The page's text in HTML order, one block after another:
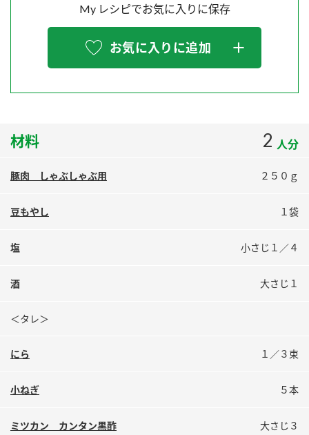
Fibee
スペシャルサイト
お酢を知ろう！
すしラボ
納豆の豆知識
ロングセラー商品 ＋ おすすめレシピ
MIM（ミツカンミュージアム）
販売終了製品のご案内
よくあるご質問
ミツカン公式通販
My レシピでお気に入りに保存
お気に入りに追加
材料 2 人分
豚肉 しゃぶしゃぶ用 ２５０ｇ
豆もやし １袋
塩 小さじ１／４
酒 大さじ１
＜タレ＞
にら １／３束
小ねぎ ５本
ミツカン カンタン黒酢 大さじ３